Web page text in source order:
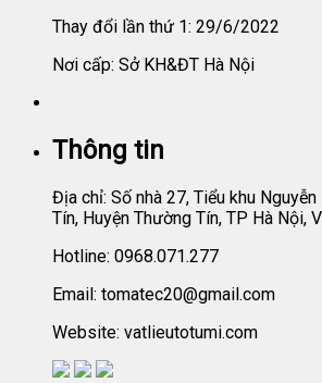
Thay đổi lần thứ 1: 29/6/2022
Nơi cấp: Sở KH&ĐT Hà Nội
Thông tin
Địa chỉ: Số nhà 27, Tiểu khu
Tín, Huyện Thường Tín, TP Hà Nội,
Hotline: 0968.071.277
Email: tomatec20@gmail.com
Website: vatlieutotumi.com